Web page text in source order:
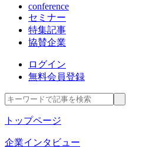
conference
セミナー
特集記事
協賛企業
ログイン
無料会員登録
トップページ
企業インタビュー